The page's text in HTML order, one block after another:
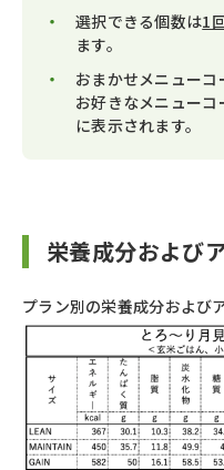
選択できる個数は1
ます。
おまかせメニューコ
お好きなメニュー
に表示されます。
栄養成分および
プラン別の栄養成分および